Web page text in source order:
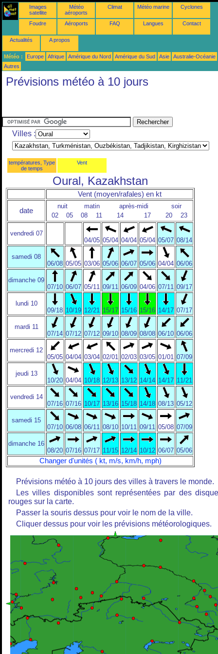
Images
satellite
Météo
aéroports
Climat Météo marine Cyclones
Foudre Aéroports FAQ Langues Contact
Actualités A propos
Météo : Europe Afrique Amérique du Nord Amérique du Sud Asie
Australie-Océanie
Autres
Prévisions météo à 10 jours
Villes :
températures, Type
de temps
Vent
Oural, Kazakhstan
Vent (moyen/rafales) en kt
date
nuit matin après-midi
soir
02
05 08 11 14 17 20 23
vendredi 07
04/05 05/04 04/04 05/04 05/07 08/14
samedi 08
06/08 05/05 03/06 05/06 06/07 05/06 04/04 06/06
dimanche 09
07/10 06/07 05/11 09/11 06/09 04/06 07/11 09/17
lundi 10
09/18 10/19 12/21 15/17 15/16 15/16 14/17 07/17
mardi 11
07/14 07/12 07/12 09/10 08/09 08/08 06/10 06/06
mercredi 12
05/05 04/04 03/04 02/01 02/03 03/05 01/01 07/09
jeudi 13
10/20 04/04 10/18 12/13 13/12 14/14 14/17 11/21
vendredi 14
07/16 07/16 10/17 13/16 15/18 14/18 08/13 05/12
samedi 15
07/10 06/08 06/11 08/10 10/11 09/11 05/08 07/09
dimanche 16
08/20 07/16 07/17 11/15 12/14 10/12 06/07 05/06
Changer d'unités ( kt, m/s, km/h, mph)
Prévisions météo à 10 jours des villes à travers le monde.
Les villes disponibles sont représentées par des
rouges sur la carte.
Passer la souris dessus pour voir le nom de la ville.
Cliquer dessus pour voir les prévisions météorologiques.